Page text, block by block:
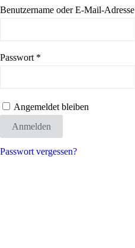
Benutzername oder E-Mail-Adresse
Passwort *
Angemeldet bleiben
Anmelden
Passwort vergessen?